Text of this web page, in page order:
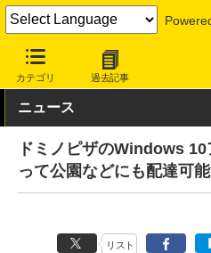
カテゴリ 過去記事
INTERNET Watch サービス/ソフト
ニュース
ドミノピザのWindows
って公園などにも配達可能
リスト